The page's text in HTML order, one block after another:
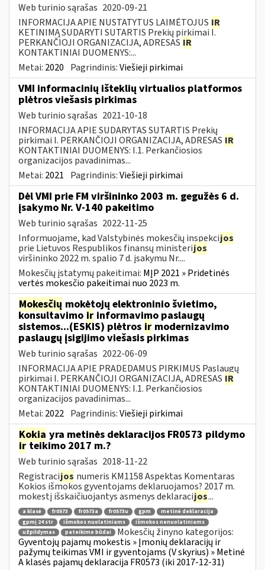
Web turinio sąrašas 2020-09-21
INFORMACIJA APIE NUSTATYTUS LAIMĖTOJUS IR
KETINIMĄ SUDARYTI SUTARTIS Prekių pirkimai I.
PERKANČIOJI ORGANIZACIJA, ADRESAS IR
KONTAKTINIAI DUOMENYS:...
Metai: 2020 Pagrindinis:Viešieji pirkimai
VMI informacinių išteklių virtualios platformos
plėtros viešasis pirkimas
Web turinio sąrašas 2021-10-18
INFORMACIJA APIE SUDARYTAS SUTARTIS Prekių
pirkimai I. PERKANČIOJI ORGANIZACIJA, ADRESAS IR
KONTAKTINIAI DUOMENYS: I.1. Perkančiosios
organizacijos pavadinimas...
Metai: 2021 Pagrindinis:Viešieji pirkimai
Dėl VMI prie FM viršininko 2003 m. gegužės 6 d.
įsakymo Nr. V-140 pakeitimo
Web turinio sąrašas 2022-11-25
Informuojame, kad Valstybinės mokesčių inspekcijos
prie Lietuvos Respublikos finansų ministerijos
viršininko 2022 m. spalio 7 d. įsakymu Nr....
Mokesčių įstatymų pakeitimai: MĮP 2021 » Pridetinės
vertės mokesčio pakeitimai nuo 2023 m.
Mokesčių mokėtojų elektroninio švietimo,
konsultavimo ir informavimo paslaugų
sistemos...(ESKIS) plėtros ir modernizavimo
paslaugų įsigijimo viešasis pirkimas
Web turinio sąrašas 2022-06-09
INFORMACIJA APIE PRADEDAMUS PIRKIMUS Paslaugų
pirkimai I. PERKANČIOJI ORGANIZACIJA, ADRESAS IR
KONTAKTINIAI DUOMENYS: I.1. Perkančiosios
organizacijos pavadinimas...
Metai: 2022 Pagrindinis:Viešieji pirkimai
Kokia yra metinės deklaracijos FR0573 pildymo
irteikimo 2017 m.?
Web turinio sąrašas 2018-11-22
Registracijos numeris KM1158 Aspektas Komentaras
Kokios išmokos gyventojams deklaruojamos? 2017 m.
mokestį išskaičiuojantys asmenys deklaracijos...
a klasė fr0573 fr0573a fr0573u gpm
metinė deklaracija
gpmį 24 str
išmokos nuolatiniams
išmokos nenuolatiniams
užpildymas
pateikimo būdai
Mokesčių žinyno kategorijos:
Gyventojų pajamų mokestis » Įmonių deklaracijų ir
pažymų teikimas VMI ir gyventojams (V skyrius) » Metinė
A klasės pajamų deklaracija FR0573 (iki 2017-12-31)